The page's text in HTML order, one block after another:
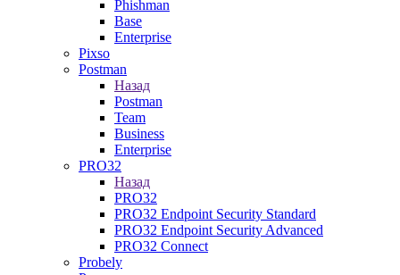
Phishman
Base
Enterprise
Pixso
Postman
Назад
Postman
Team
Business
Enterprise
PRO32
Назад
PRO32
PRO32 Endpoint Security Standard
PRO32 Endpoint Security Advanced
PRO32 Connect
Probely